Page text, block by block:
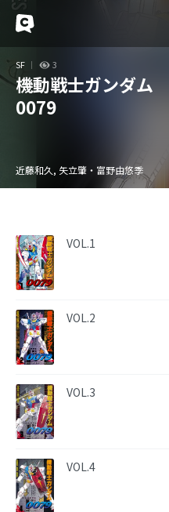
SF 3
機動戦士ガンダム
0079
近藤和久, 矢立肇・富野由悠季
VOL.1
VOL.2
VOL.3
VOL.4